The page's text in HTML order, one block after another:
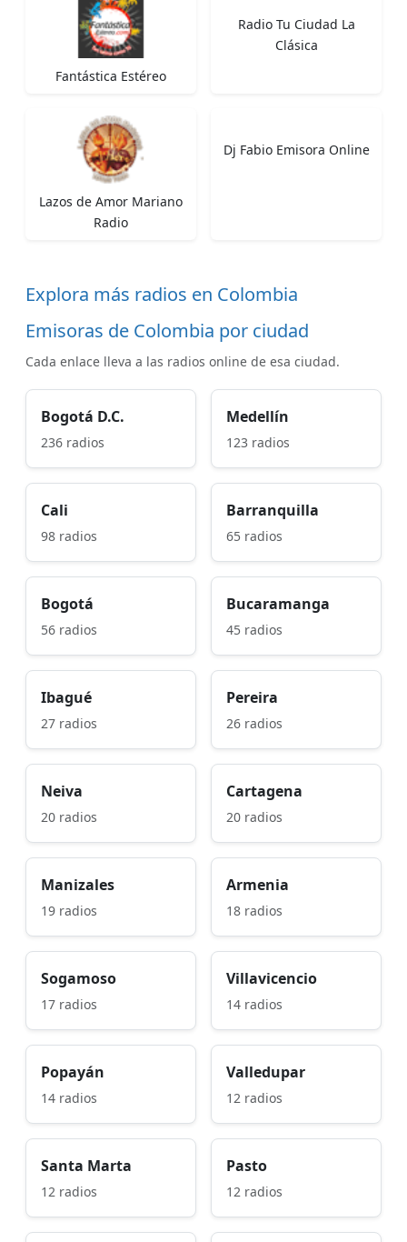
Fantástica Estéreo
Radio Tu Ciudad La
Clásica
Lazos de Amor Mariano
Radio
Dj Fabio Emisora Online
Explora más radios en Colombia
Emisoras de Colombia por ciudad
Cada enlace lleva a las radios online de esa ciudad.
Bogotá D.C.
236 radios
Medellín
123 radios
Cali
98 radios
Barranquilla
65 radios
Bogotá
56 radios
Bucaramanga
45 radios
Ibagué
27 radios
Pereira
26 radios
Neiva
20 radios
Cartagena
20 radios
Manizales
19 radios
Armenia
18 radios
Sogamoso
17 radios
Villavicencio
14 radios
Popayán
14 radios
Valledupar
12 radios
Santa Marta
12 radios
Pasto
12 radios